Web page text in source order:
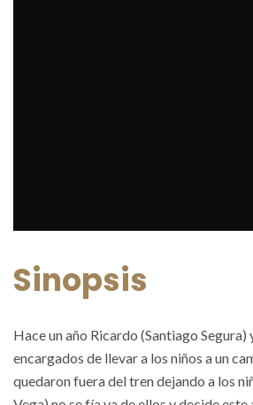
Sinopsis
Hace un año Ricardo (Santiago Segura)
encargados de llevar a los niños a un
quedaron fuera del tren dejando a los